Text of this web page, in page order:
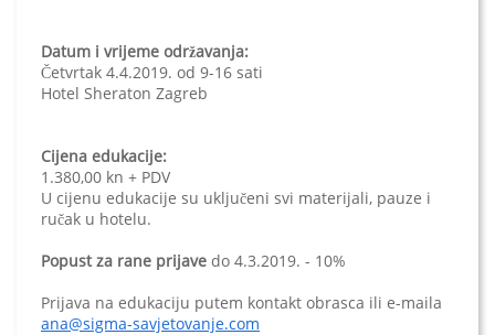
Datum i vrijeme održavanja:
Četvrtak 4.4.2019. od 9-16 sati
Hotel Sheraton Zagreb
Cijena edukacije:
1.380,00 kn + PDV
U cijenu edukacije su uključeni svi materijali, pauze i
ručak u hotelu.
Popust za rane prijave do 4.3.2019. - 10%
Prijava na edukaciju putem kontakt obrasca ili e-maila
ana@sigma-savjetovanje.com